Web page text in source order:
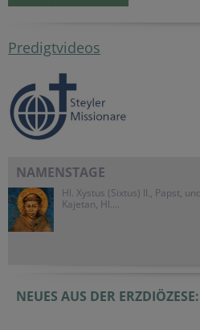
Predigtvideos
NAMENSTAGE
Hl. Xystus (Sixtus) II., Papst,
Kajetan, Hl....
NEUES AUS DER ERZDIÖZESE: